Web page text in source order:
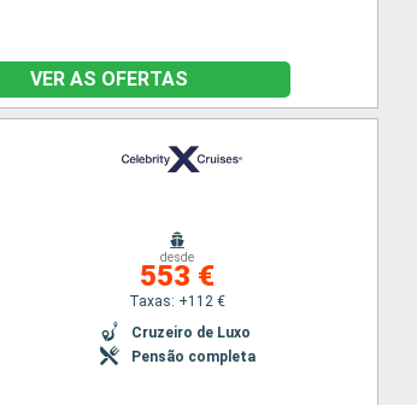
VER AS OFERTAS
desde
553 €
Taxas: +112 €
Cruzeiro de Luxo
Pensão completa